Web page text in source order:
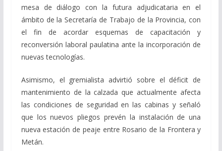
mesa de diálogo con la futura adjudicataria en el
ámbito de la Secretaría de Trabajo de la Provincia, con
el fin de acordar esquemas de capacitación y
reconversión laboral paulatina ante la incorporación de
nuevas tecnologías.
Asimismo, el gremialista advirtió sobre el déficit de
mantenimiento de la calzada que actualmente afecta
las condiciones de seguridad en las cabinas y señaló
que los nuevos pliegos prevén la instalación de una
nueva estación de peaje entre Rosario de la Frontera y
Metán.